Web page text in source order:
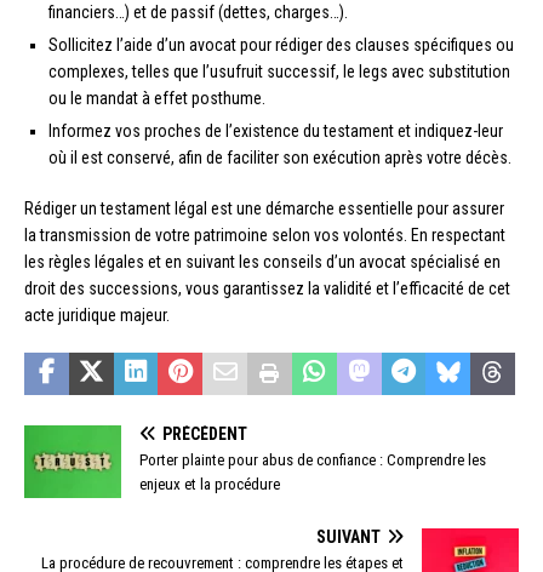
financiers…) et de passif (dettes, charges…).
Sollicitez l’aide d’un avocat pour rédiger des clauses spécifiques ou
complexes, telles que l’usufruit successif, le legs avec substitution
ou le mandat à effet posthume.
Informez vos proches de l’existence du testament et indiquez-leur
où il est conservé, afin de faciliter son exécution après votre décès.
Rédiger un testament légal est une démarche essentielle pour assurer
la transmission de votre patrimoine selon vos volontés. En respectant
les règles légales et en suivant les conseils d’un avocat spécialisé en
droit des successions, vous garantissez la validité et l’efficacité de cet
acte juridique majeur.
PRÉCÉDENT
Porter plainte pour abus de confiance : Comprendre les
enjeux et la procédure
SUIVANT
La procédure de recouvrement : comprendre les étapes et